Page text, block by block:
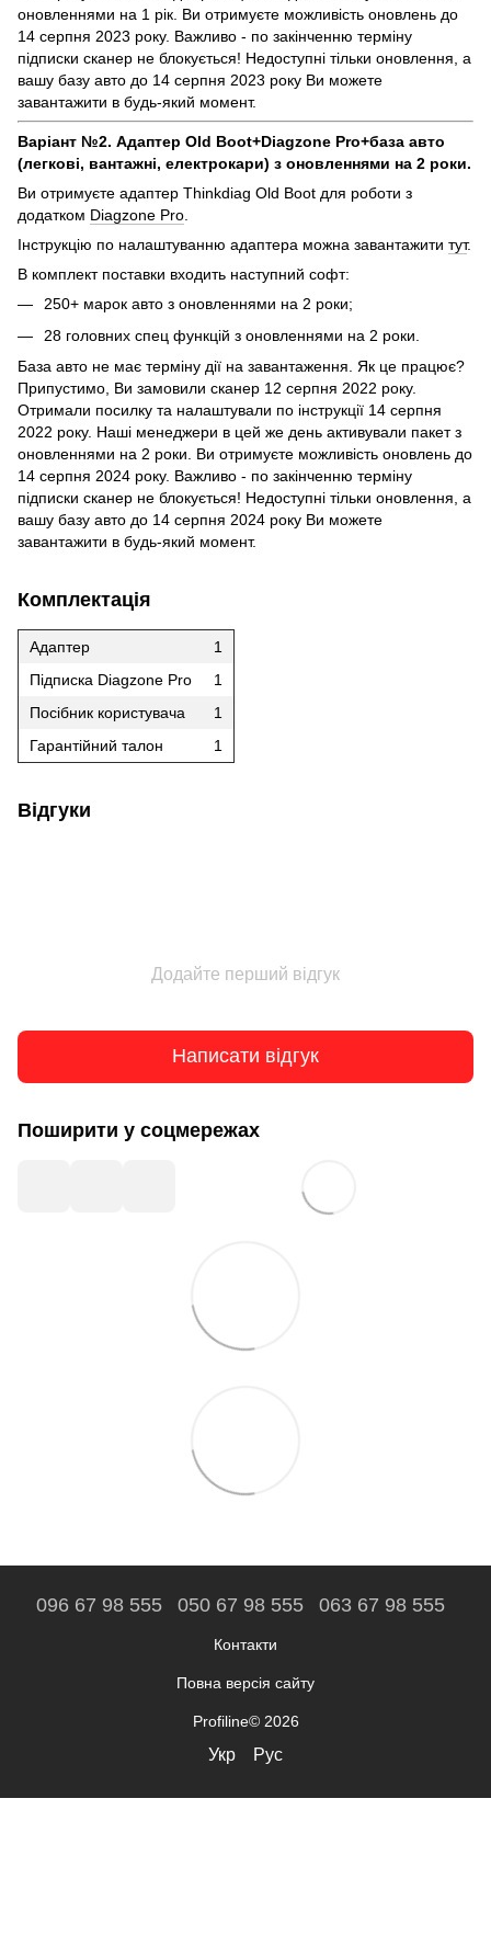
оновленнями на 1 рік. Ви отримуєте можливість оновлень до
14 серпня 2023 року. Важливо - по закінченню терміну
підписки сканер не блокується! Недоступні тільки оновлення, а
вашу базу авто до 14 серпня 2023 року Ви можете
завантажити в будь-який момент.
Варіант №2. Адаптер Old Boot+Diagzone Pro+база авто
(легкові, вантажні, електрокари) з оновленнями на 2 роки.
Ви отримуєте адаптер Thinkdiag Old Boot для роботи з
додатком Diagzone Pro
Інструкцію по налаштуванню адаптера можна завантажити тут.
В комплект поставки входить наступний софт:
250+ марок авто з оновленнями на 2 роки;
28 головних спец функцій з оновленнями на 2 роки.
База авто не має терміну дії на завантаження. Як це працює?
Припустимо, Ви замовили сканер 12 серпня 2022 року.
Отримали посилку та налаштували по інструкції 14 серпня
2022 року. Наші менеджери в цей же день активували пакет з
оновленнями на 2 роки. Ви отримуєте можливість оновлень до
14 серпня 2024 року. Важливо - по закінченню терміну
підписки сканер не блокується! Недоступні тільки оновлення, а
вашу базу авто до 14 серпня 2024 року Ви можете
завантажити в будь-який момент.
Комплектація
Адаптер
1
Підписка Diagzone Pro
1
Посібник користувача
1
Гарантійний талон
1
Відгуки
Додайте перший відгук
Написати відгук
Поширити у соцмережах
096 67 98 555 050 67 98 555 063 67 98 555
Контакти
Повна версія сайту
Profiline© 2026
Укр Рус